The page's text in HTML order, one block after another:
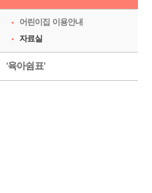
어린이집 이용안내
자료실
'육아쉼표'